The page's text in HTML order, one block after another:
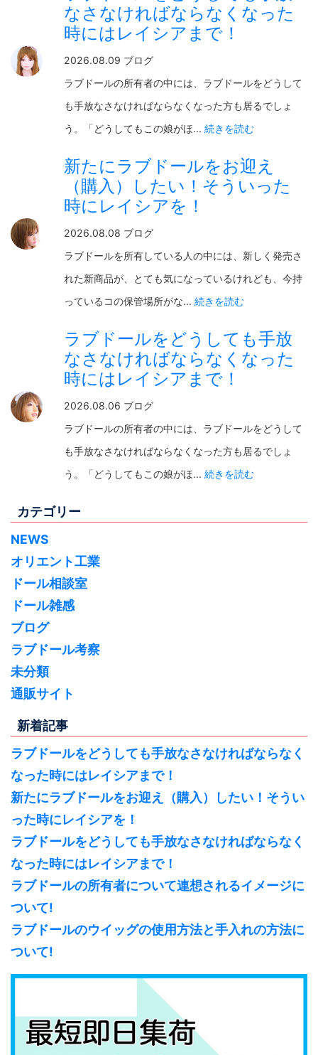
なさなければならなくなった
時にはレイシアまで！
2026.08.09 ブログ
ラブドールの所有者の中には、ラブドールをどうして
も手放なさなければならなくなった方も居るでしょ
う。「どうしてもこの娘がほ... 続きを読む
新たにラブドールをお迎え
（購入）したい！そういった
時にレイシアを！
2026.08.08 ブログ
ラブドールを所有している人の中には、新しく発売さ
れた新商品が、とても気になっているけれども、今持
っているコの保管場所がな... 続きを読む
ラブドールをどうしても手放
なさなければならなくなった
時にはレイシアまで！
2026.08.06 ブログ
ラブドールの所有者の中には、ラブドールをどうして
も手放なさなければならなくなった方も居るでしょ
う。「どうしてもこの娘がほ... 続きを読む
カテゴリー
NEWS
オリエント工業
ドール相談室
ドール雑感
ブログ
ラブドール考察
未分類
通販サイト
新着記事
ラブドールをどうしても手放なさなければならなく
なった時にはレイシアまで！
新たにラブドールをお迎え（購入）したい！そうい
った時にレイシアを！
ラブドールをどうしても手放なさなければならなく
なった時にはレイシアまで！
ラブドールの所有者について連想されるイメージに
ついて!
ラブドールのウイッグの使用方法と手入れの方法に
ついて!